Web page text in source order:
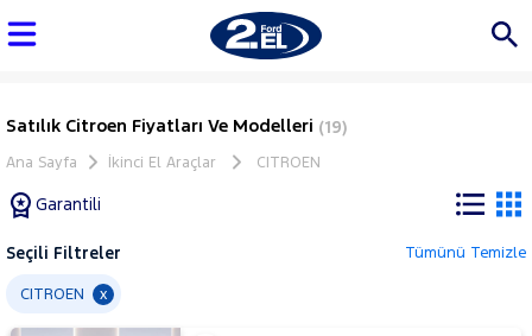
Satılık Citroen Fiyatları Ve Modelleri (19)
Ana Sayfa İkinci El Araçlar CITROEN
Garantili
Seçili Filtreler Tümünü Temizle
CITROEN x